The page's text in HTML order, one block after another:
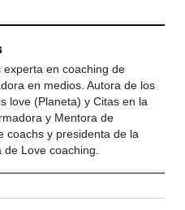
experta en coaching de
en medios. Autora de los
love (Planeta) y Citas en la
y Mentora de
coachs y presidenta de la
de Love coaching.